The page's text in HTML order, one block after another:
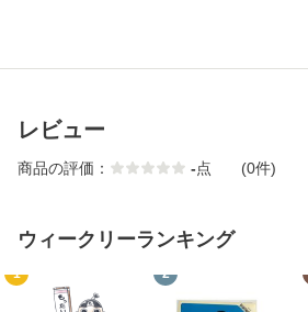
レビュー
商品の評価： -点 (0件)
ウィークリーランキング
1 2